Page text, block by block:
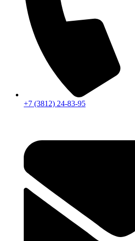
+7 (3812) 24-83-95